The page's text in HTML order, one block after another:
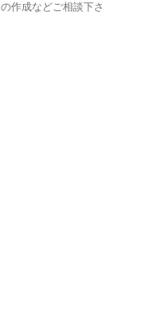
作成などご相談下さ